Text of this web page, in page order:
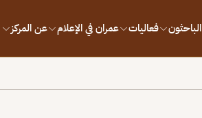
الباحثون فعاليات عمران في الإعلام عن المركز